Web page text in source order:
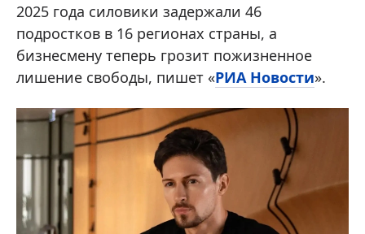
2025 года силовики задержали 46
подростков в 16 регионах страны, а
бизнесмену теперь грозит пожизненное
лишение свободы, пишет «РИА Новости».